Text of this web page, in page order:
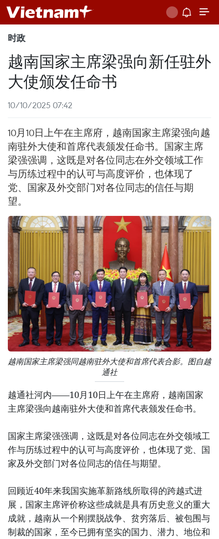
时政
越南国家主席梁强向新任驻外
大使颁发任命书
10/10/2025 07:42
10月10日上午在主席府，越南国家主席梁强向越
南驻外大使和首席代表颁发任命书。国家主席
梁强强调，这既是对各位同志在外交领域工作
与历练过程中的认可与高度评价，也体现了
党、国家及外交部门对各位同志的信任与期
望。
越南国家主席梁强同越南驻外大使和首席代表合影。图自越
通社
越通社河内——10月10日上午在主席府，越南国家
主席梁强向越南驻外大使和首席代表颁发任命书。
国家主席梁强强调，这既是对各位同志在外交领域工
作与历练过程中的认可与高度评价，也体现了党、国
家及外交部门对各位同志的信任与期望。
回顾近40年来我国实施革新路线所取得的跨越式进
展，国家主席评价称这些成就是具有历史意义的重大
成就，越南从一个刚摆脱战争、贫穷落后、被包围与
制裁的国家，至今已拥有坚实的国力、潜力、地位和